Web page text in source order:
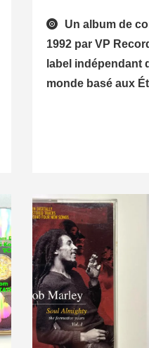
Un album de
1992 par VP
label indépendant
monde basé aux